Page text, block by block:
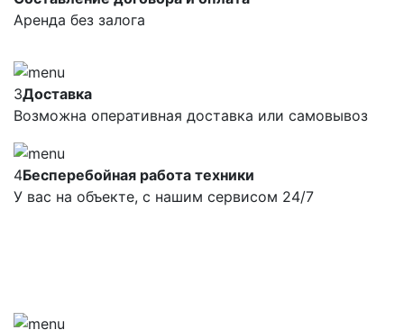
Аренда без залога
3Доставка
Возможна оперативная доставка или самовывоз
4Бесперебойная работа техники
У вас на объекте, с нашим сервисом 24/7